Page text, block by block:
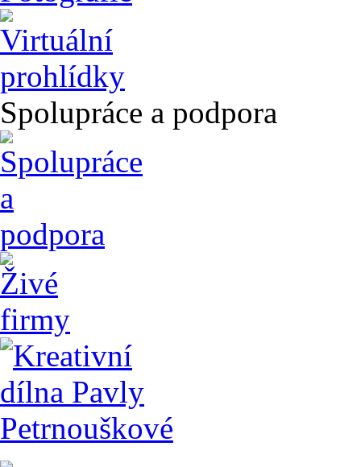
Spolupráce a podpora